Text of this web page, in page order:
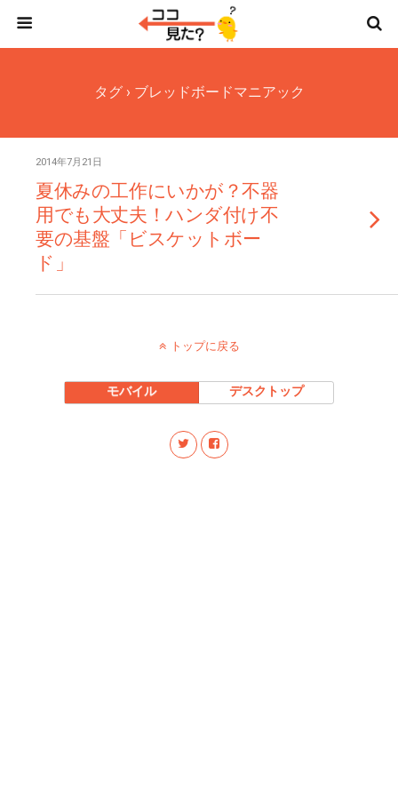
タグ › ブレッドボードマニアック
2014年7月21日
夏休みの工作にいかが？不器
用でも大丈夫！ハンダ付け不
要の基盤「ビスケットボー
ド」
トップに戻る
モバイル デスクトップ